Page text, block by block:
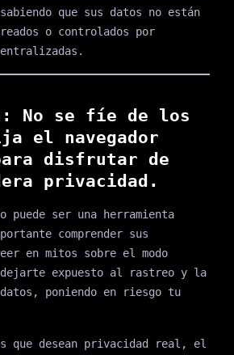
que sus datos no están
o controlados por
No se fíe de los
el navegador
disfrutar de
privacidad.
puede ser una herramienta
comprender sus
en mitos sobre el modo
dejarte expuesto al rastreo y la
poniendo en riesgo tu
que desean privacidad real, el